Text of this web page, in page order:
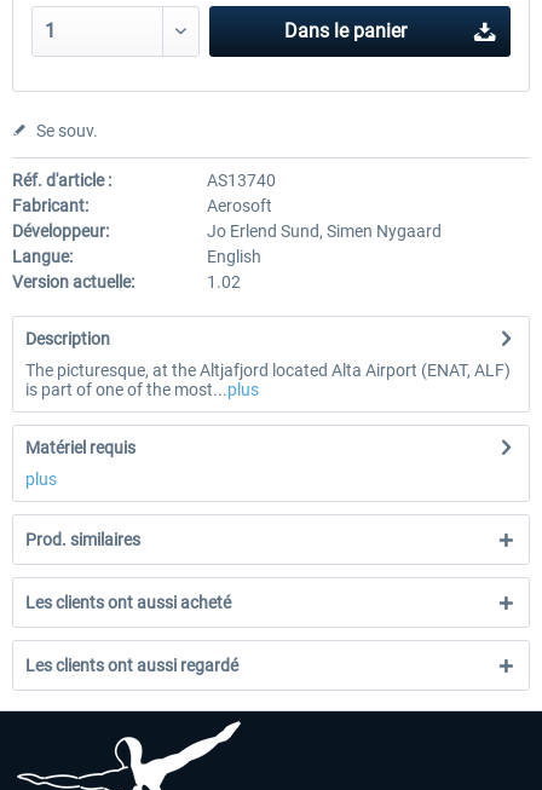
Dans le panier
Se souv.
Réf. d'article :
AS13740
Fabricant:
Aerosoft
Développeur:
Jo Erlend Sund, Simen Nygaard
Langue:
English
Version actuelle:
1.02
Description
The picturesque, at the Altjafjord located Alta Airport (ENAT, ALF)
is part of one of the most...plus
Matériel requis
plus
Prod. similaires
Les clients ont aussi acheté
Les clients ont aussi regardé